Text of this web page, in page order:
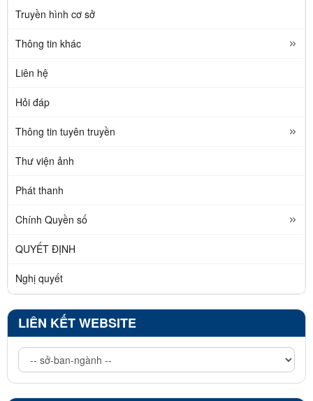
Truyền hình cơ sở
Thông tin khác
Liên hệ
Hỏi đáp
Thông tin tuyên truyền
Thư viện ảnh
Phát thanh
Chính Quyền số
QUYẾT ĐỊNH
Nghị quyết
LIÊN KẾT WEBSITE